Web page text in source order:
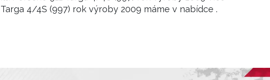
4/4S (997) rok výroby 2009 máme v nabídce .